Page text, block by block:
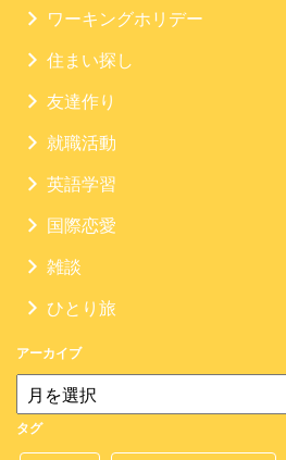
ワーキングホリデー
住まい探し
友達作り
就職活動
英語学習
国際恋愛
雑談
ひとり旅
アーカイブ
タグ